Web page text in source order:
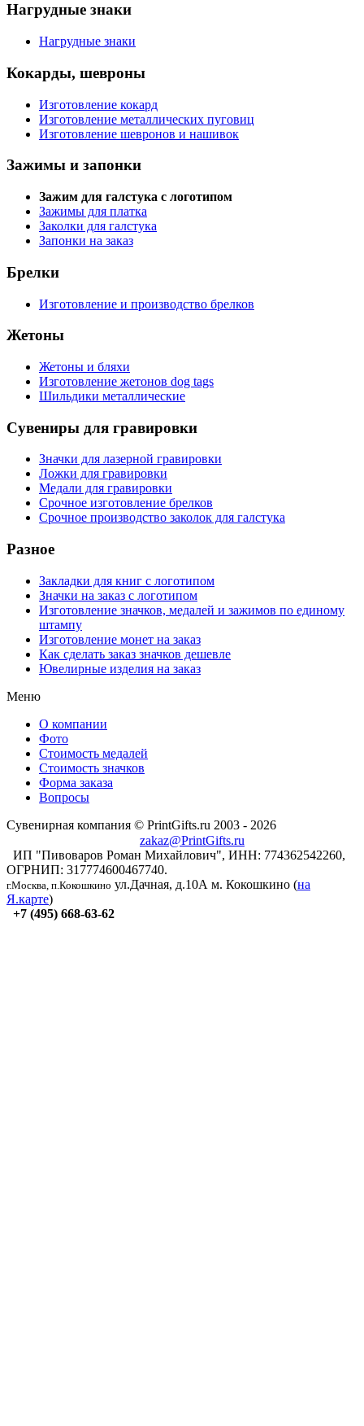
Нагрудные знаки
Нагрудные знаки
Кокарды, шевроны
Изготовление кокард
Изготовление металлических пуговиц
Изготовление шевронов и нашивок
Зажимы и запонки
Зажим для галстука с логотипом
Зажимы для платка
Заколки для галстука
Запонки на заказ
Брелки
Изготовление и производство брелков
Жетоны
Жетоны и бляхи
Изготовление жетонов dog tags
Шильдики металлические
Сувениры для гравировки
Значки для лазерной гравировки
Ложки для гравировки
Медали для гравировки
Срочное изготовление брелков
Срочное производство заколок для галстука
Разное
Закладки для книг с логотипом
Значки на заказ с логотипом
Изготовление значков, медалей и зажимов по единому
штампу
Изготовление монет на заказ
Как сделать заказ значков дешевле
Ювелирные изделия на заказ
Меню
О компании
Фото
Стоимость медалей
Стоимость значков
Форма заказа
Вопросы
Сувенирная компания © PrintGifts.ru 2003 - 2026
zakaz@PrintGifts.ru
ИП "Пивоваров Роман Михайлович", ИНН: 774362542260,
ОГРНИП: 317774600467740.
г.Москва, п.Кокошкино ул.Дачная, д.10А м. Кокошкино (на
Я.карте)
+7 (495) 668-63-62